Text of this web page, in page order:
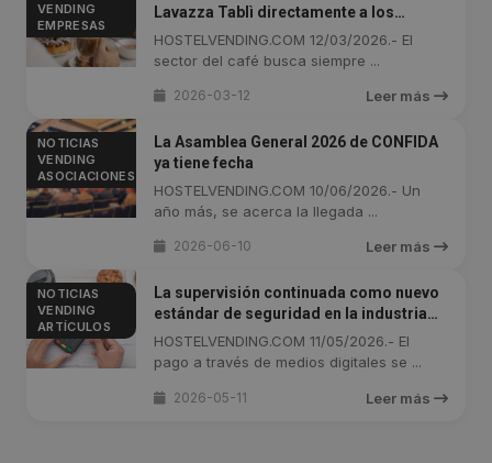
VENDING
EMPRESAS
Lavazza Tablì directamente a los
hogares italianos
HOSTELVENDING.COM 12/03/2026.- El
sector del café busca siempre ...
2026-03-12 Leer más
NOTICIAS
VENDING
ASOCIACIONES
La Asamblea General 2026 de CONFIDA
ya tiene fecha
HOSTELVENDING.COM 10/06/2026.- Un
año más, se acerca la llegada ...
2026-06-10 Leer más
NOTICIAS
VENDING
ARTÍCULOS
La supervisión continuada como nuevo
estándar de seguridad en la industria
de pagos
HOSTELVENDING.COM 11/05/2026.- El
pago a través de medios digitales se ...
2026-05-11 Leer más